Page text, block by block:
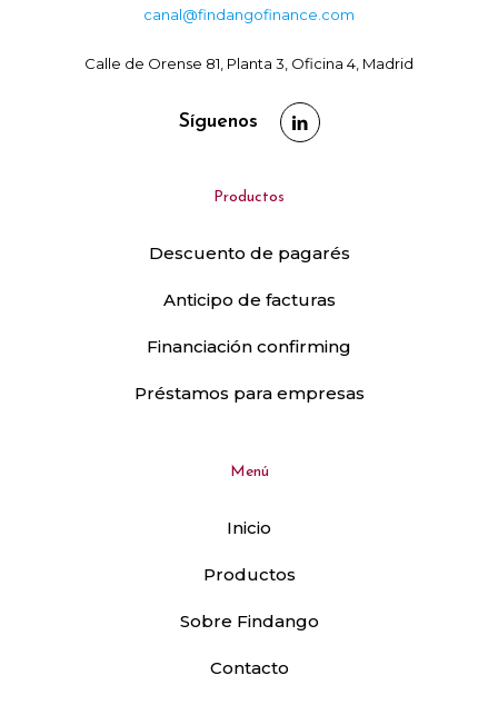
canal@findangofinance.com
Calle de Orense 81, Planta 3, Oficina 4, Madrid
Síguenos
Productos
Descuento de pagarés
Anticipo de facturas
Financiación confirming
Préstamos para empresas
Menú
Inicio
Productos
Sobre Findango
Contacto